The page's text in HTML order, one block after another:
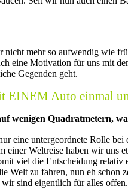
mehr so aufwendig wie
eine Motivation für uns mit
Gegenden geht.
EINEM Auto einmal
wenigen Quadratmetern,
eine untergeordnete Rolle
einer Weltreise haben wir
viel die Entscheidung
zu fahren, nun eh schon
sind eigentlich für alles offen.